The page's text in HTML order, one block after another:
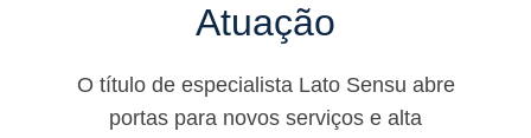
Atuação
O título de especialista Lato Sensu abre
portas para novos serviços e alta